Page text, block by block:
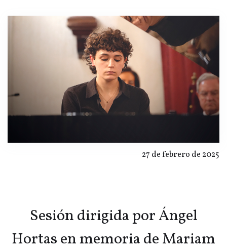
27 de febrero de 2025
Sesión dirigida por Ángel
Hortas en memoria de Mariam